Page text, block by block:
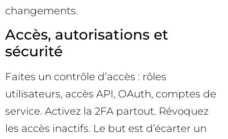
changements.
Accès, autorisations et
sécurité
Faites un contrôle d’accès : rôles
utilisateurs, accès API, OAuth, comptes de
service. Activez la 2FA partout. Révoquez
les accès inactifs. Le but est d’écarter un